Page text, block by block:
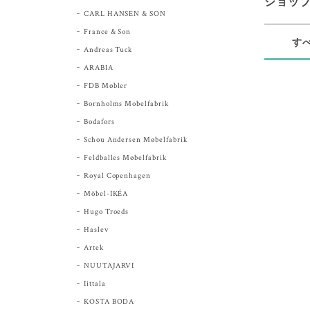
す
CARL HANSEN & SON
France & Son
Andreas Tuck
ARABIA
FDB Møbler
Bornholms Mobelfabrik
Bodafors
Schou Andersen Møbelfabrik
Feldballes Møbelfabrik
Royal Copenhagen
Möbel-IKÉA
Hugo Troeds
Haslev
Artek
NUUTAJARVI
Iittala
KOSTA BODA